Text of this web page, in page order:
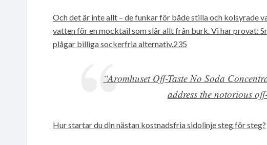
Och det är inte allt – de funkar för både stilla och kolsyrade
vatten för en mocktail som slår allt från burk. Vi har provat:
plågar billiga sockerfria alternativ.235
“Aromhuset Off-Taste No Soda
address the notorious
Hur startar du din nästan kostnadsfria sidolinje steg för steg?